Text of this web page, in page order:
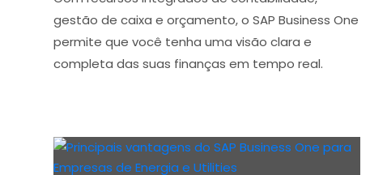
gestão de caixa e orçamento, o SAP Business One
permite que você tenha uma visão clara e
completa das suas finanças em tempo real.